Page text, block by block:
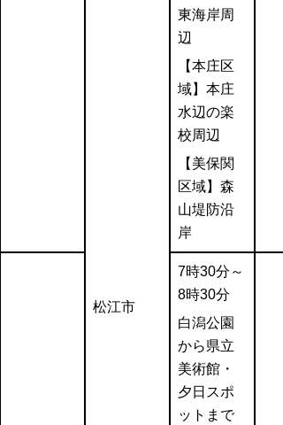
松江市
東海岸周
辺
【本庄区
域】本庄
水辺の楽
校周辺
【美保関
区域】森
山堤防沿
岸
7時30分～
8時30分
白潟公園
から県立
美術館・
夕日スポ
ットまで